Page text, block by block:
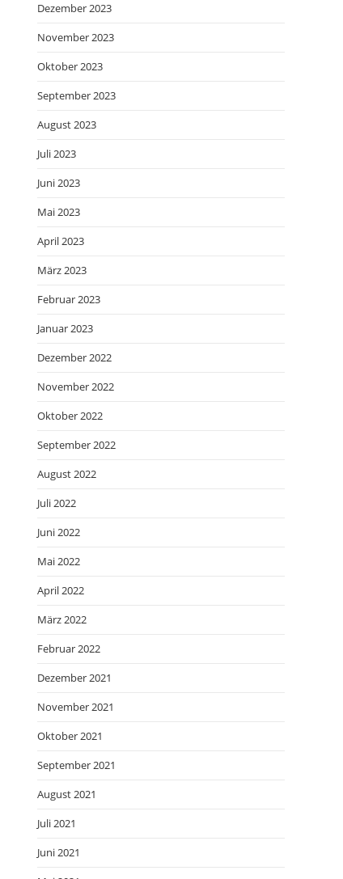
Dezember 2023
November 2023
Oktober 2023
September 2023
August 2023
Juli 2023
Juni 2023
Mai 2023
April 2023
März 2023
Februar 2023
Januar 2023
Dezember 2022
November 2022
Oktober 2022
September 2022
August 2022
Juli 2022
Juni 2022
Mai 2022
April 2022
März 2022
Februar 2022
Dezember 2021
November 2021
Oktober 2021
September 2021
August 2021
Juli 2021
Juni 2021